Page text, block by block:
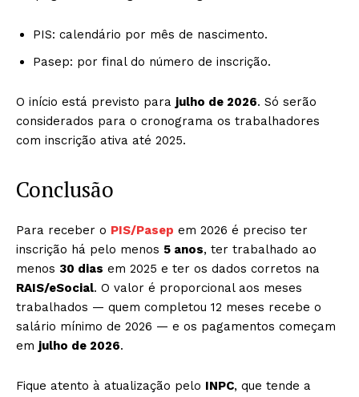
PIS: calendário por mês de nascimento.
Pasep: por final do número de inscrição.
O início está previsto para julho de 2026. Só serão
considerados para o cronograma os trabalhadores
com inscrição ativa até 2025.
Conclusão
Para receber o PIS/Pasep em 2026 é preciso ter
inscrição há pelo menos 5 anos, ter trabalhado ao
menos 30 dias em 2025 e ter os dados corretos na
RAIS/eSocial. O valor é proporcional aos meses
trabalhados — quem completou 12 meses recebe o
salário mínimo de 2026 — e os pagamentos começam
em julho de 2026.
Fique atento à atualização pelo INPC, que tende a